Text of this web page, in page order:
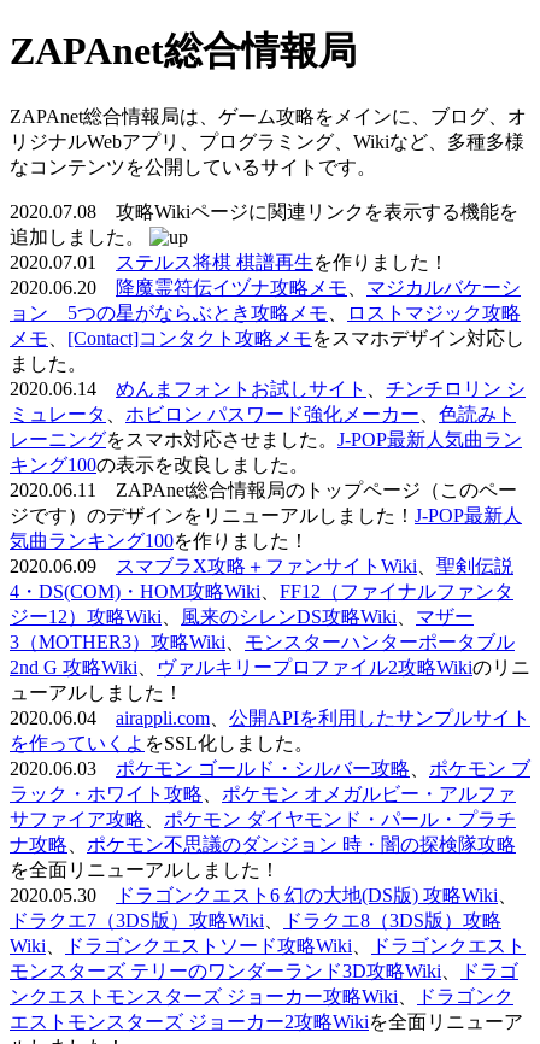
ZAPAnet総合情報局
ZAPAnet総合情報局は、ゲーム攻略をメインに、ブログ、オ
リジナルWebアプリ、プログラミング、Wikiなど、多種多様
なコンテンツを公開しているサイトです。
2020.07.08 攻略Wikiページに関連リンクを表示する機能を
追加しました。
2020.07.01
ステルス将棋 棋譜再生を作りました！
2020.06.20
降魔霊符伝イヅナ攻略メモ
マジカルバケーシ
ョン 5つの星がならぶとき攻略メモ
ロストマジック攻略
メモ
[Contact]コンタクト攻略メモをスマホデザイン対応し
ました。
2020.06.14 めんまフォントお試しサイト
チンチロリン シ
ミュレータ
ホビロン パスワード強化メーカー
色読みト
レーニングをスマホ対応させました。 J-POP最新人気曲ラン
キング100の表示を改良しました。
2020.06.11 ZAPAnet総合情報局のトップページ（このペー
ジです）のデザインをリニューアルしました！ J-POP最新人
気曲ランキング100を作りました！
2020.06.09
スマブラX攻略＋ファンサイトWiki
聖剣伝説
4・DS(COM)・HOM攻略Wiki
FF12（ファイナルファンタ
ジー12）攻略Wiki
風来のシレンDS攻略Wiki
マザー
3（MOTHER3）攻略Wiki
モンスターハンターポータブル
2nd G 攻略Wiki
ヴァルキリープロファイル2攻略Wikiのリニ
ューアルしました！
2020.06.04 airappli.com
公開APIを利用したサンプルサイト
を作っていくよ をSSL化しました。
2020.06.03 ポケモン ゴールド・シルバー攻略
ポケモン ブ
ラック・ホワイト攻略
ポケモン オメガルビー・アルファ
サファイア攻略
ポケモン ダイヤモンド・パール・プラチ
ナ攻略
ポケモン不思議のダンジョン 時・闇の探検隊攻略
を全面リニューアルしました！
2020.05.30
ドラゴンクエスト6 幻の大地(DS版) 攻略Wiki
ドラクエ7（3DS版）攻略Wiki
ドラクエ8（3DS版）攻略
Wiki
ドラゴンクエストソード攻略Wiki
ドラゴンクエスト
モンスターズ テリーのワンダーランド3D攻略Wiki
ドラゴ
ンクエストモンスターズ ジョーカー攻略Wiki
ドラゴンク
エストモンスターズ ジョーカー2攻略Wikiを全面リニューア